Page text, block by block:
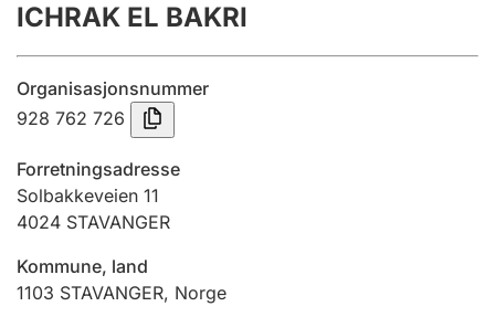
Innsending og forsinkelsesgebyr
Jeger
ICHRAK EL BAKRI
Organisasjonsnummer
928 762 726
Forretningsadresse
Solbakkeveien 11
4024 STAVANGER
Kommune, land
1103 STAVANGER, Norge